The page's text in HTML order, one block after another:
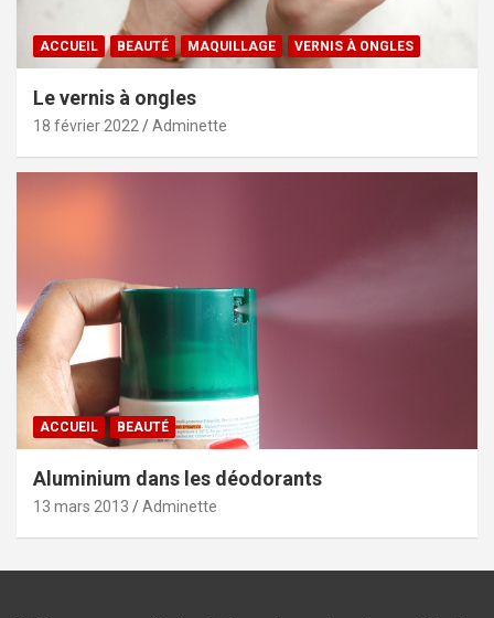
ACCUEIL BEAUTÉ MAQUILLAGE VERNIS À ONGLES
Le vernis à ongles
18 février 2022 Adminette
ACCUEIL BEAUTÉ
Aluminium dans les déodorants
13 mars 2013 Adminette